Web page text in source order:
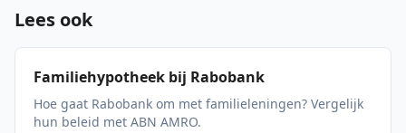
Lees ook
Familiehypotheek bij Rabobank
Hoe gaat Rabobank om met familieleningen? Vergelijk
hun beleid met ABN AMRO.